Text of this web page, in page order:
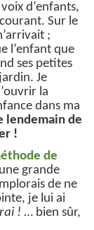
d’enfants,
Sur le
;
l’enfant que
ses petites
Je
la
dans ma
lendemain de
!
de
grande
de ne
je lui ai
! … bien sûr,